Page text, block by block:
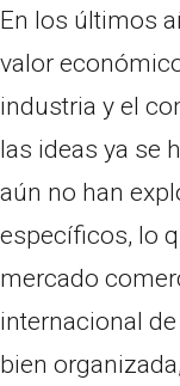
En los últimos
valor
industria y el
las ideas ya se
aún no han
específicos, lo
mercado
internacional
bien